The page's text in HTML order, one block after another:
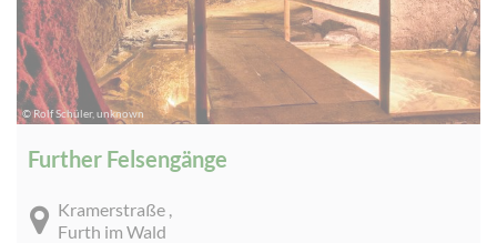
© Rolf Schüler, unknown
Further Felsengänge
Kramerstraße ,
Furth im Wald